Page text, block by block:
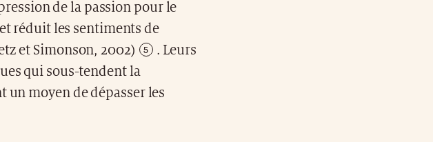
de la passion pour le
réduit les sentiments de
et Simonson, 2002)
. Leurs
qui sous-tendent la
moyen de dépasser les